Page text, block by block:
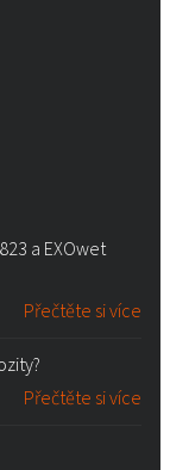
a EXOwet
Přečtěte si více
Přečtěte si více